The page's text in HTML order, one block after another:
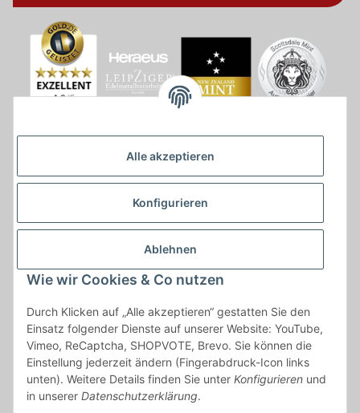
Alle akzeptieren
Konfigurieren
Ablehnen
Wie wir Cookies & Co nutzen
Durch Klicken auf „Alle akzeptieren“ gestatten Sie den
Einsatz folgender Dienste auf unserer Website: YouTube,
Vimeo, ReCaptcha, SHOPVOTE, Brevo. Sie können die
Einstellung jederzeit ändern (Fingerabdruck-Icon links
unten). Weitere Details finden Sie unter Konfigurieren und
in unserer Datenschutzerklärung.
* * Lieferzeiten gelten ab Zahlungseingang und innerhalb
Deutschland.Irrtümer vorbehalten. Angaben zur
Auflagenhöhe, Durchmesser, etc. werden nicht garantiert. Der
Kaufvertrag bleibt davon unbetroffen. Alle angegebenen Preise
sind incl. der gesetzlichen UST und, zzgl.Versand| Das Angebot
"kostenlose Lieferung" bezieht sich aussließlich auf den